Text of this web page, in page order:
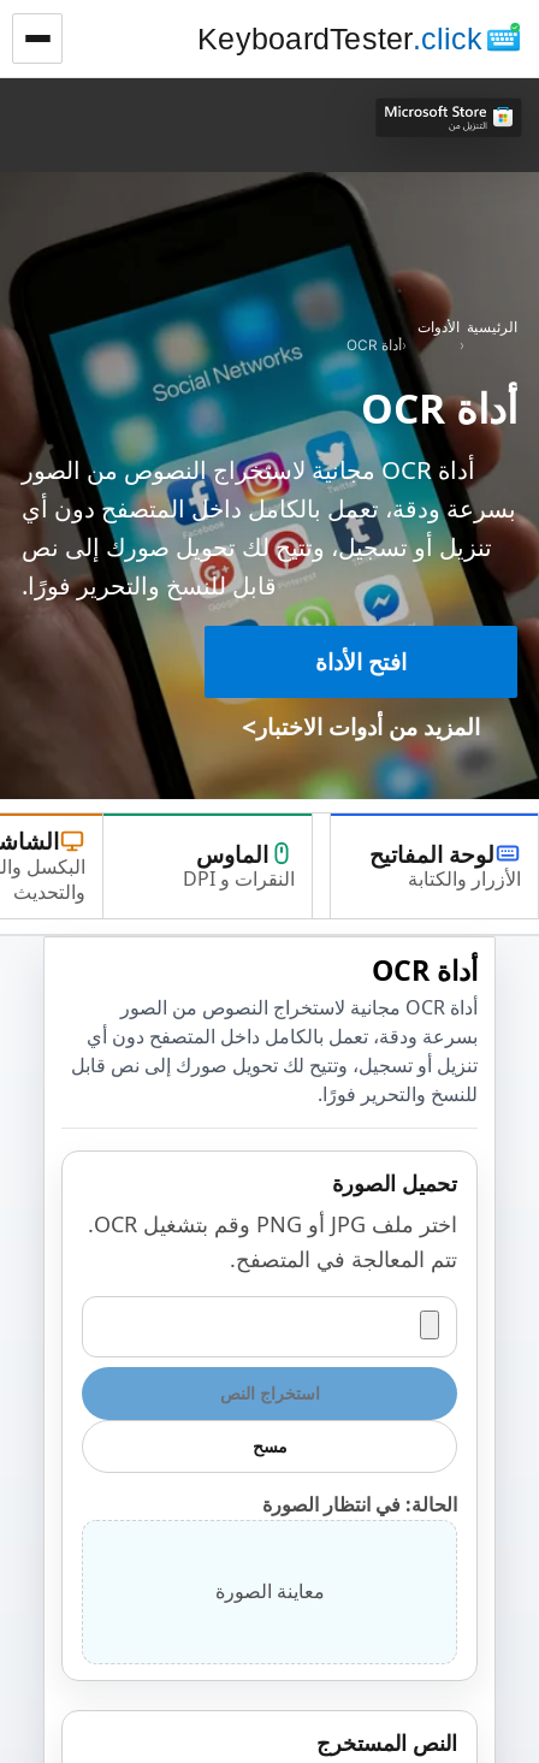
KeyboardTester.click
الرئيسية
›
الأدوات
› أداة OCR
أداة OCR
أداة OCR مجانية لاستخراج النصوص من الصور
بسرعة ودقة، تعمل بالكامل داخل المتصفح دون أي
تنزيل أو تسجيل، وتتيح لك تحويل صورك إلى نص
قابل للنسخ والتحرير فورًا.
افتح الأداة
المزيد من أدوات الاختبار>
لوحة المفاتيح
الأزرار والكتابة
الماوس
النقرات و DPI
البكسل
والتحديث
أداة OCR
أداة OCR مجانية لاستخراج النصوص من الصور
بسرعة ودقة، تعمل بالكامل داخل المتصفح دون أي
تنزيل أو تسجيل، وتتيح لك تحويل صورك إلى نص قابل
للنسخ والتحرير فورًا.
تحميل الصورة
اختر ملف JPG أو PNG وقم بتشغيل OCR.
تتم المعالجة في المتصفح.
استخراج النص
مسح
الحالة: في انتظار الصورة
معاينة الصورة
النص المستخرج